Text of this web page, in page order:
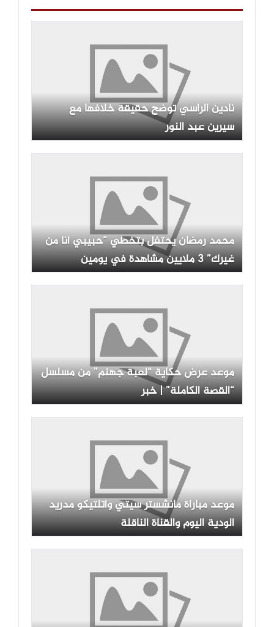
نادين الراسي توضح حقيقة خلافها مع
سيرين عبد النور
محمد رمضان يحتفل بتخطي “حبيبي أنا من
غيرك” 3 ملايين مشاهدة في يومين
موعد عرض حكاية “لعبة جهنم” من مسلسل
“القصة الكاملة” | خبر
موعد مباراة مانشستر سيتي وأتلتيكو مدريد
الودية اليوم والقناة الناقلة